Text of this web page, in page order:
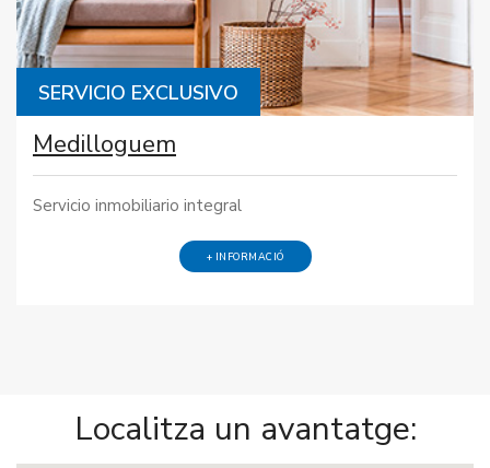
SERVICIO EXCLUSIVO
Medilloguem
Servicio inmobiliario integral
+ INFORMACIÓ
Localitza un avantatge: